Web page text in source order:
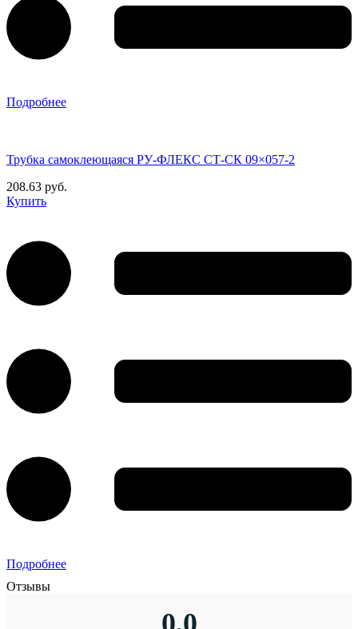
Подробнее
Трубка самоклеющаяся РУ-ФЛЕКС СТ-СК 09×057-2
208.63 руб.
Купить
Подробнее
Отзывы